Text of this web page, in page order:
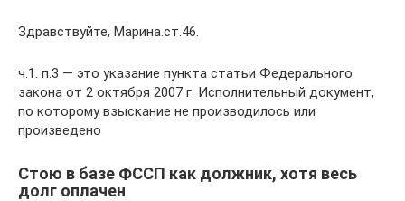
Здравствуйте, Марина.ст.46.
ч.1. п.3 — это указание пункта статьи Федерального
закона от 2 октября 2007 г. Исполнительный документ,
по которому взыскание не производилось или
произведено
Стою в базе ФССП как должник, хотя весь
долг оплачен